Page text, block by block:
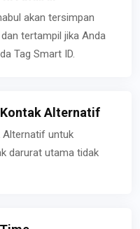
akan tersimpan
tertampil jika Anda
Tag Smart ID.
Alternatif
Alternatif untuk
darurat utama tidak